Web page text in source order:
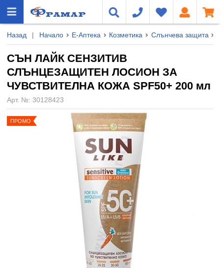
Назад | Начало Е-Аптека Козметика Слънчева защита
СЪН ЛАЙК СЕНЗИТИВ
СЛЪНЦЕЗАЩИТЕН ЛОСИОН ЗА
ЧУВСТВИТЕЛНА КОЖА SPF50+ 200 мл
Арт. №: 30128423
ПРОМО